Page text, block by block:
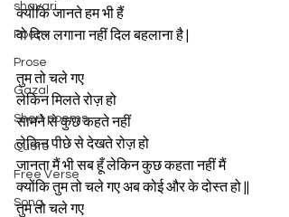
shayari
Poem
Prose
Gazal
Short poems
Quote
Free Verse
Song
क्योंकि जानते हम भी हैं
वो दिल लगाना नहीं दिल बहलाना है |
तुम तो चले गए
लेकिन मिलते रोज़ हो
सामने से कुछ कहते नहीं
लेकिन पीछे से देखते रोज़ हो
जानता मैं भी सब हूँ लेकिन कुछ कहता नहीं मैं
क्योंकि तुम तो चले गए अब कोई और के दोस्त हो ||
तुम तो चले गए